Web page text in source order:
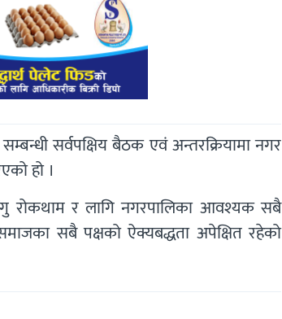
सर्वपक्षिय बैठक एवं अन्तरक्रियामा नगर
हो ।
रोकथाम र लागि नगरपालिका आवश्यक सबै
सबै पक्षको ऐक्यबद्धता अपेक्षित रहेको